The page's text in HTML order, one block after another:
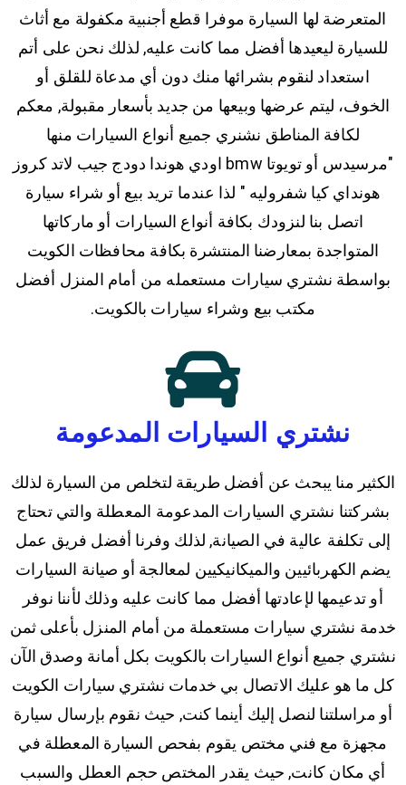
المتعرضة لها السيارة موفرا قطع أجنبية مكفولة مع أثاث
للسيارة ليعيدها أفضل مما كانت عليه, لذلك نحن على أتم
استعداد لنقوم بشرائها منك دون أي مدعاة للقلق أو
الخوف، ليتم عرضها وبيعها من جديد بأسعار مقبولة, معكم
لكافة المناطق نشنري جميع أنواع السيارات منها
"مرسيدس أو تويوتا bmw اودي هوندا دودج جيب لاتد كروز
هونداي كيا شفروليه " لذا عندما تريد بيع أو شراء سيارة
اتصل بنا لنزودك بكافة أنواع السيارات أو ماركاتها
المتواجدة بمعارضنا المنتشرة بكافة محافظات الكويت
بواسطة نشتري سيارات مستعمله من أمام المنزل أفضل
مكتب بيع وشراء سيارات بالكويت.
نشتري السيارات المدعومة
الكثير منا يبحث عن أفضل طريقة لتخلص من السيارة لذلك
بشركتنا نشتري السيارات المدعومة المعطلة والتي تحتاج
إلى تكلفة عالية في الصيانة, لذلك وفرنا أفضل فريق عمل
يضم الكهربائيين والميكانيكيين لمعالجة أو صيانة السيارات
أو تدعيمها لإعادتها أفضل مما كانت عليه وذلك لأننا نوفر
خدمة نشتري سيارات مستعملة من أمام المنزل بأعلى ثمن
نشتري جميع أنواع السيارات بالكويت بكل أمانة وصدق الآن
كل ما هو عليك الاتصال بي خدمات نشتري سيارات الكويت
أو مراسلتنا لنصل إليك أينما كنت, حيث نقوم بإرسال سيارة
مجهزة مع فني مختص يقوم بفحص السيارة المعطلة في
أي مكان كانت, حيث يقدر المختص حجم العطل والسبب